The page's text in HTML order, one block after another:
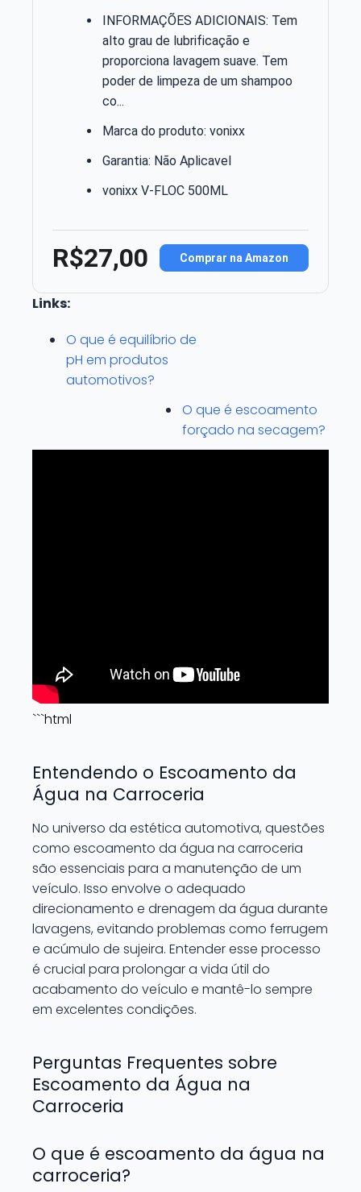
INFORMAÇÕES ADICIONAIS: Tem
alto grau de lubrificação e
proporciona lavagem suave. Tem
poder de limpeza de um shampoo
co...
Marca do produto: vonixx
Garantia: Não Aplicavel
vonixx V-FLOC 500ML
R$27,00 Comprar na Amazon
Links:
O que é equilíbrio de
pH em produtos
automotivos?
O que é escoamento
forçado na secagem?
```html
Entendendo o Escoamento da
Água na Carroceria
No universo da estética automotiva, questões
como escoamento da água na carroceria
são essenciais para a manutenção de um
veículo. Isso envolve o adequado
direcionamento e drenagem da água durante
lavagens, evitando problemas como ferrugem
e acúmulo de sujeira. Entender esse processo
é crucial para prolongar a vida útil do
acabamento do veículo e mantê-lo sempre
em excelentes condições.
Perguntas Frequentes sobre
Escoamento da Água na
Carroceria
O que é escoamento da água na
carroceria?